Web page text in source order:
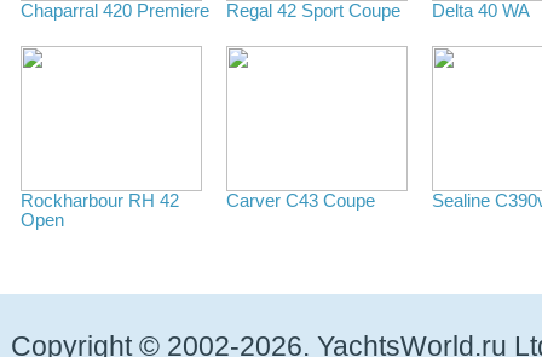
Chaparral 420 Premiere Regal 42 Sport Coupe Delta 40 WA
Rockharbour RH 42
Open
Carver С43 Coupe Sealine
Copyright © 2002-2026. YachtsWorld.ru